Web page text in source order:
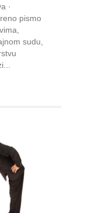
·
pismo
sudu,